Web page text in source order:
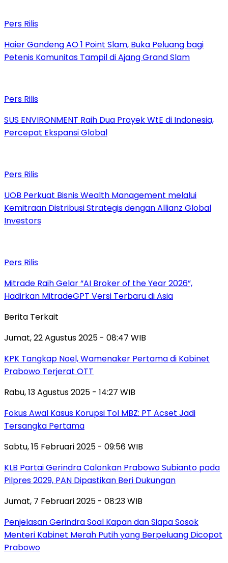
Pers Rilis
Haier Gandeng AO 1 Point Slam, Buka Peluang bagi
Petenis Komunitas Tampil di Ajang Grand Slam
Pers Rilis
SUS ENVIRONMENT Raih Dua Proyek WtE di Indonesia,
Percepat Ekspansi Global
Pers Rilis
UOB Perkuat Bisnis Wealth Management melalui
Kemitraan Distribusi Strategis dengan Allianz Global
Investors
Pers Rilis
Mitrade Raih Gelar “AI Broker of the Year 2026”,
Hadirkan MitradeGPT Versi Terbaru di Asia
Berita Terkait
Jumat, 22 Agustus 2025 - 08:47 WIB
KPK Tangkap Noel, Wamenaker Pertama di Kabinet
Prabowo Terjerat OTT
Rabu, 13 Agustus 2025 - 14:27 WIB
Fokus Awal Kasus Korupsi Tol MBZ: PT Acset Jadi
Tersangka Pertama
Sabtu, 15 Februari 2025 - 09:56 WIB
KLB Partai Gerindra Calonkan Prabowo Subianto pada
Pilpres 2029, PAN Dipastikan Beri Dukungan
Jumat, 7 Februari 2025 - 08:23 WIB
Penjelasan Gerindra Soal Kapan dan Siapa Sosok
Menteri Kabinet Merah Putih yang Berpeluang Dicopot
Prabowo